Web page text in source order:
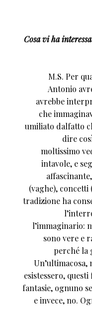
Cosa vi ha
M.S. Per
Antonio
avrebbe
che
umiliato dalfatto
dire
moltissimo
intavole, e
(vaghe), concetti
tradizione ha
l’immaginario:
sono vere e
perché la
esistessero,
fantasie, ognuno
e invece, no.